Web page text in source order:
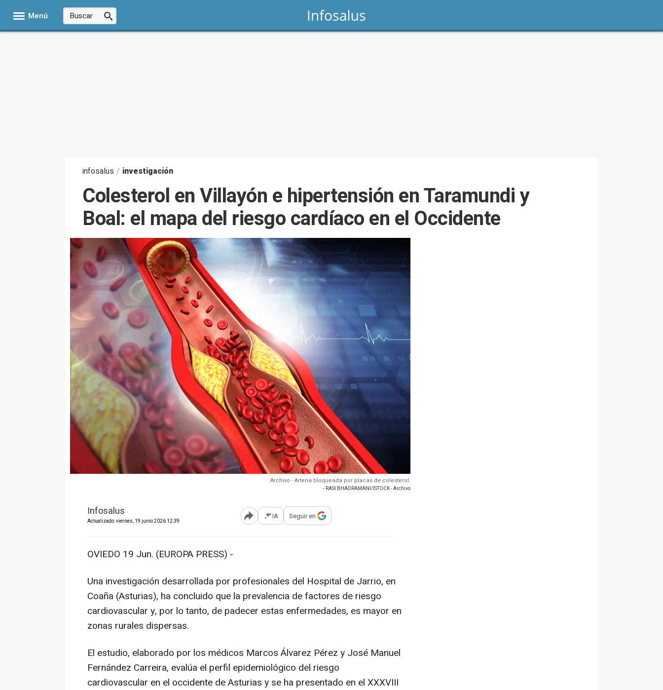
Menú
infosalus / investigación
Colesterol en Villayón e hipertensión en Taramundi y
Boal: el mapa del riesgo cardíaco en el Occidente
Archivo - Arteria bloqueada por placas de colesterol.
- RASI BHADRAMANI/ISTOCK - Archivo
Infosalus
Actualizado: viernes, 19 junio 2026 12:39 Abrir opciones para compartir
IA Seguir en
OVIEDO 19 Jun. (EUROPA PRESS) -
Una investigación desarrollada por profesionales del Hospital de Jarrio, en
Coaña (Asturias), ha concluido que la prevalencia de factores de riesgo
cardiovascular y, por lo tanto, de padecer estas enfermedades, es mayor en
zonas rurales dispersas.
El estudio, elaborado por los médicos Marcos Álvarez Pérez y José Manuel
Fernández Carreira, evalúa el perfil epidemiológico del riesgo
cardiovascular en el occidente de Asturias y se ha presentado en el XXXVIII